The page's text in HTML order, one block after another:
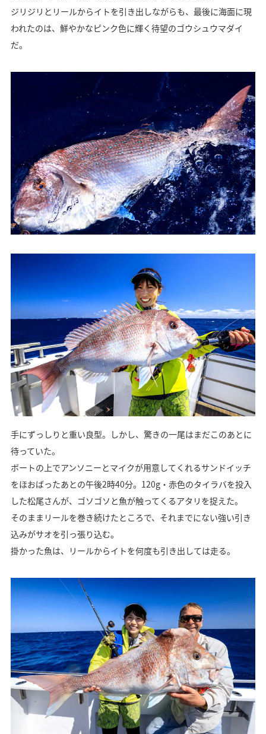
ジリジリとリールからイトを引き出しながらも、最後に海面に現
われたのは、鮮やかなピンク色に輝く待望のゴウシュウマダイ
だ。
手にずっしりと重い良型。しかし、驚きの一尾はまだこのあとに
待っていた。
ボートの上でアンソニーとマイクが用意してくれるサンドイッチ
をほおばったあとの午後2時40分。120g・赤色のタイラバを投入
した松尾さんが、ゴソゴソと魚が触ってくるアタリを捉えた。
そのままリールを巻き続けたところで、それまでにない強い引き
込みがサオを引っ張り込む。
掛かった魚は、リールからイトを何度も引き出しては走る。